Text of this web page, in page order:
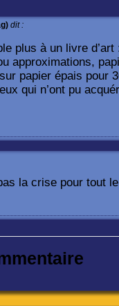
dit :
plus à un livre
approximations,
papier épais pour
qui n’ont pu
la crise pour tout